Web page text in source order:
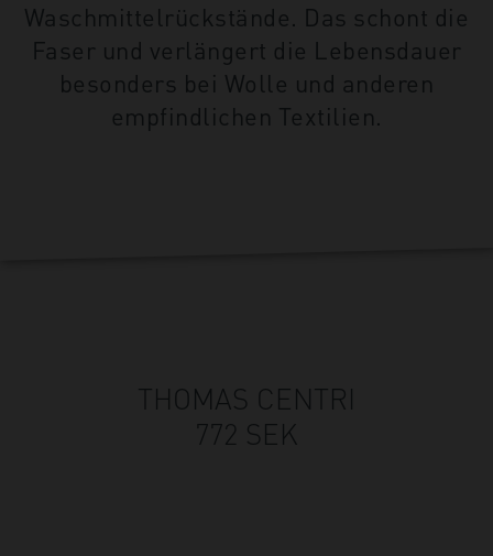
Waschmittelrückstände. Das schont die
Faser und verlängert die Lebensdauer
besonders bei Wolle und anderen
empfindlichen Textilien.
THOMAS CENTRI
772 SEK